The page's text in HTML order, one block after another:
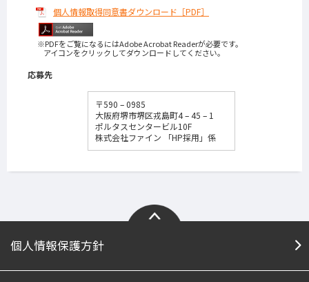
個人情報取得同意書ダウンロード［PDF］
※PDFをご覧になるにはAdobe Acrobat Readerが必要です。
アイコンをクリックしてダウンロードしてください。
応募先
〒590 – 0985
大阪府堺市堺区戎島町4 – 45 – 1
ポルタスセンタービル10F
株式会社ファイン 「HP採用」係
個人情報保護方針